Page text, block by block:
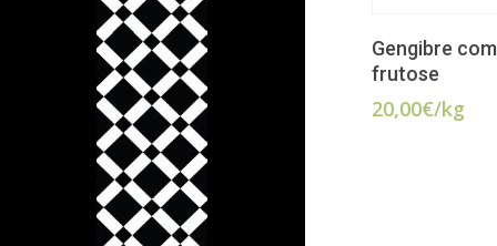
Gengibre com
frutose
20,00€/kg